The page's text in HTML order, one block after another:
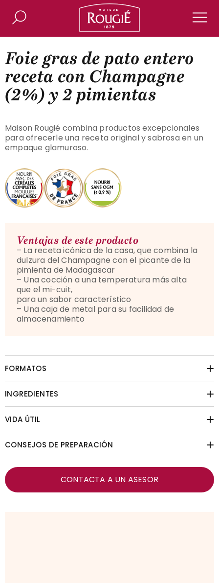
Maison Rougié
Buscar
Foie gras de pato entero
receta con Champagne
(2%) y 2 pimientas
Maison Rougié combina productos excepcionales
para ofrecerle una receta original y sabrosa en un
empaque glamuroso.
Ventajas de este producto
– La receta icónica de la casa, que combina la
dulzura del Champagne con el picante de la
pimienta de Madagascar
– Una cocción a una temperatura más alta
que el mi-cuit,
para un sabor característico
– Una caja de metal para su facilidad de
almacenamiento
FORMATOS
INGREDIENTES
VIDA ÚTIL
CONSEJOS DE PREPARACIÓN
CONTACTA A UN ASESOR